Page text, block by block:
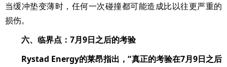
当缓冲垫变薄时，任何一次碰撞都可能造成比以往更严重的
损伤。
六、临界点：7月9日之后的考验
Rystad Energy的莱昂指出，“真正的考验在7月9日之后